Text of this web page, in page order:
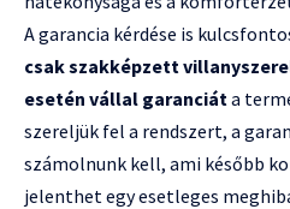
A garancia kérdése is
csak szakképzett
esetén vállal garanciát a
szereljük fel a rendszert, a
számolnunk kell, ami később
jelenthet egy esetleges